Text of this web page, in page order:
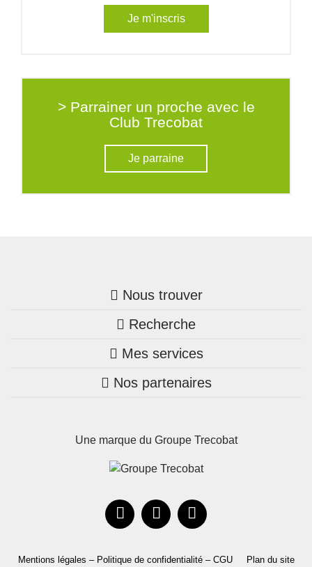
Je m'inscris
> Parrainer un proche avec le
Club Trecobat
Je parraine
Nous trouver
Trouver une agence
Bretagne
Pays de la Loire
Occitanie
Recherche
Nos annonces
Maison + terrain
Mes services
Mon compte Trecobois
Parrainez un proche!
Nos partenaires
Une marque du Groupe Trecobat
Mentions légales – Politique de confidentialité – CGU Plan du site